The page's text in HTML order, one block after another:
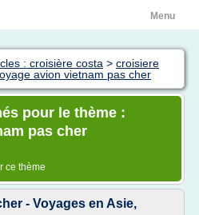
Menu
: croisière costa > croisiere
avion vietnam pas cher
pour le thème :
pas cher
ce thème
- Voyages en Asie,